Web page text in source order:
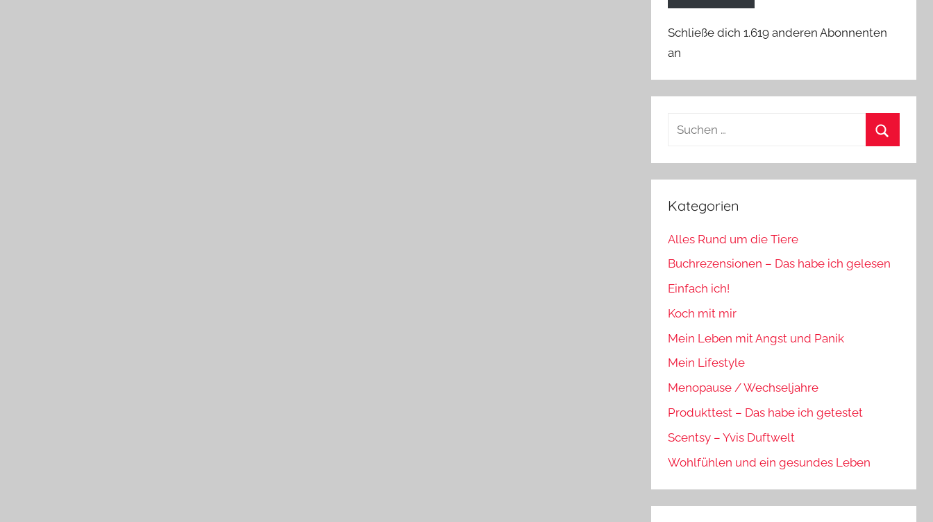
Schließe dich 1.619 anderen Abonnenten
an
Suchen
Kategorien
Alles Rund um die Tiere
Buchrezensionen – Das habe ich gelesen
Einfach ich!
Koch mit mir
Mein Leben mit Angst und Panik
Mein Lifestyle
Menopause / Wechseljahre
Produkttest – Das habe ich getestet
Scentsy – Yvis Duftwelt
Wohlfühlen und ein gesundes Leben